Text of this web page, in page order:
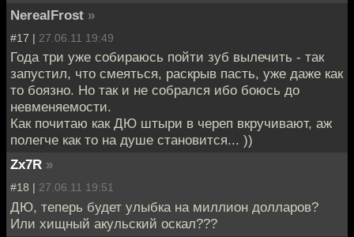
NerealFrost »
#17 | 27.06.11 19:49
Года три уже собираюсь пойти зуб вылечить - так
запустил, что смеяться, раскрыв пасть, уже даже как
то боязно. Но так и не собрался ибо боюсь до
невменяемости.
Как почитаю как ДЮ штыри в череп вкручивают, аж
полегче как то на душе становится... ))
Zx7R »
#18 | 27.06.11 19:51
ДЮ, теперь будет улыбка на миллион долларов?
Или хищный акульский оскал???